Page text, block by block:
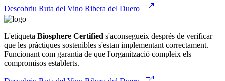
Descobriu Ruta del Vino Ribera del Duero
L'etiqueta Biosphere Certified s'aconsegueix després de verificar
que les pràctiques sostenibles s'estan implementant correctament.
Funcionant com garantia de que l'organització compleix els
compromisos establerts.